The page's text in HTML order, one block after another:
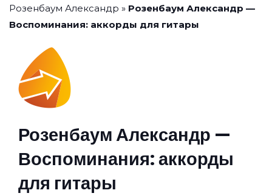
Розенбаум Александр » Розенбаум Александр —
Воспоминания: аккорды для гитары
Розенбаум Александр —
Воспоминания: аккорды
для гитары